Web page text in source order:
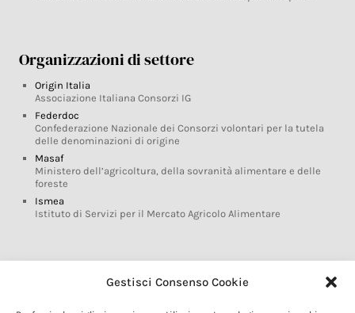
Gestisci Consenso Cookie
Organizzazioni di settore
Origin Italia
Associazione Italiana Consorzi IG
Federdoc
Confederazione Nazionale dei Consorzi volontari per la tutela
delle denominazioni di origine
Masaf
Ministero dell’agricoltura, della sovranità alimentare e delle
foreste
Ismea
Istituto di Servizi per il Mercato Agricolo Alimentare
Glossario DOP IGP